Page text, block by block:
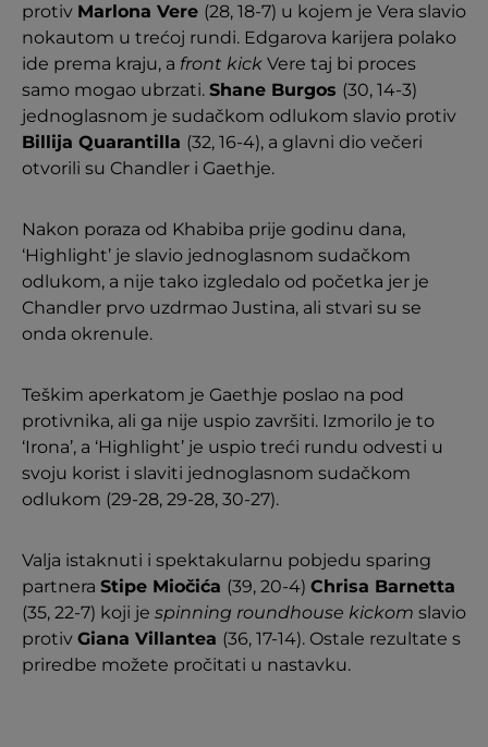
protiv Marlona Vere (28, 18-7) u kojem je Vera slavio
nokautom u trećoj rundi. Edgarova karijera polako
ide prema kraju, a front kick Vere taj bi proces
samo mogao ubrzati. Shane Burgos (30, 14-3)
jednoglasnom je sudačkom odlukom slavio protiv
Billija Quarantilla (32, 16-4), a glavni dio večeri
otvorili su Chandler i Gaethje.
Nakon poraza od Khabiba prije godinu dana,
‘Highlight’ je slavio jednoglasnom sudačkom
odlukom, a nije tako izgledalo od početka jer je
Chandler prvo uzdrmao Justina, ali stvari su se
onda okrenule.
Teškim aperkatom je Gaethje poslao na pod
protivnika, ali ga nije uspio završiti. Izmorilo je to
‘Irona’, a ‘Highlight’ je uspio treći rundu odvesti u
svoju korist i slaviti jednoglasnom sudačkom
odlukom (29-28, 29-28, 30-27).
Valja istaknuti i spektakularnu pobjedu sparing
partnera Stipe Miočića (39, 20-4) Chrisa Barnetta
(35, 22-7) koji je spinning roundhouse kickom slavio
protiv Giana Villantea (36, 17-14). Ostale rezultate s
priredbe možete pročitati u nastavku.